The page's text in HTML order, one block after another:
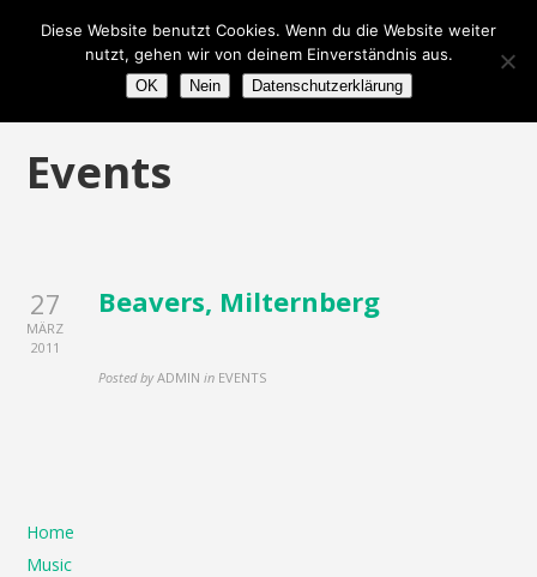
Events
27
MÄRZ
2011
Beavers, Milternberg
Posted by ADMIN in EVENTS
Home
Music
Diese Website benutzt Cookies. Wenn du die Website weiter
nutzt, gehen wir von deinem Einverständnis aus.
OK Nein Datenschutzerklärung